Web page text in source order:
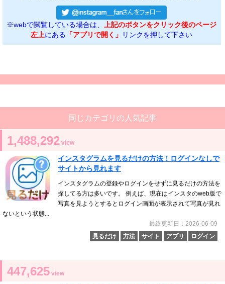
※webで閲覧している場合は、
上記のボタンをクリック後のページ
左上にある 「アプリで開く」 リンクを押して下さい
同じカテゴリの人気記事
1,488,292 view
インスタグラムを見るだけの方法！ログインなしで
サイトから見れます
インスタグラムの登録やログインをせずに見るだけの方法を
探してる方は多いです。 例えば、現在はインスタのweb版で
写真を見ようとするとログイン画面が表示されて写真が見れ
ないという状態...
最終更新日：2026-06-09
見るだけ
方法 サイト アプリ ログイン
447,625 view